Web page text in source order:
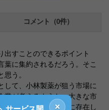
コメント（0件）
出すことのできるポイント
葉に集約されるだろう。そこ
う。
て、小林製薬が狙う市場に
業が考えるような、大きな市
とはせずに、今までに存在し
×